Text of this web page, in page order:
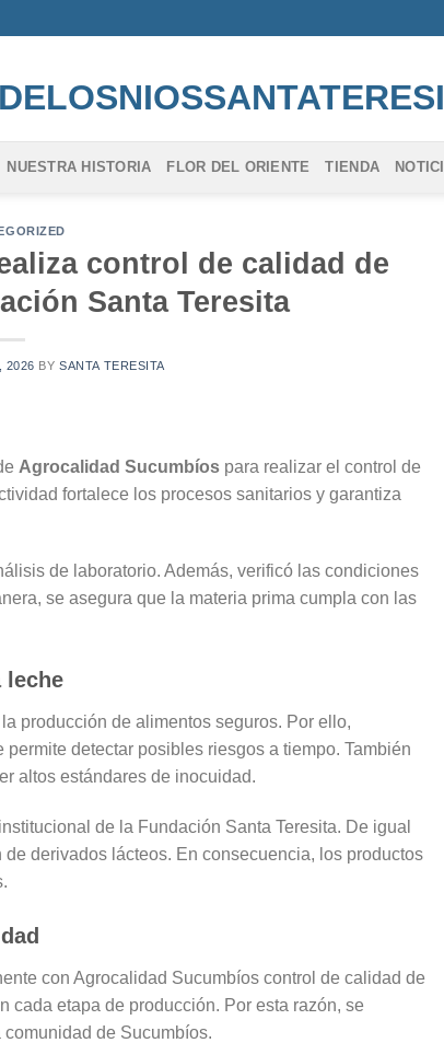
NUESTRA HISTORIA FLOR DEL ORIENTE TIENDA
control de calidad de
Santa Teresita
2026 BYSANTA TERESITA
Agrocalidad Sucumbíos para realizar el control de
fortalece los procesos sanitarios y garantiza
de laboratorio. Además, verificó las condiciones
se asegura que la materia prima cumpla con las
leche
producción de alimentos seguros. Por ello,
detectar posibles riesgos a tiempo. También
altos estándares de inocuidad.
de la Fundación Santa Teresita. De igual
derivados lácteos. En consecuencia, los productos
con Agrocalidad Sucumbíos control de calidad de
cada etapa de producción. Por esta razón, se
de Sucumbíos.